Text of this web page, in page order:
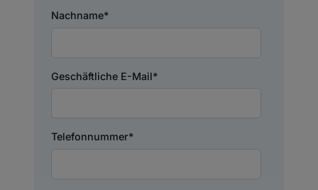
Nachname*
Geschäftliche E-Mail*
Telefonnummer*